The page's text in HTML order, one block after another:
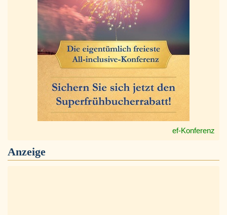
ef-Konferenz
Anzeige